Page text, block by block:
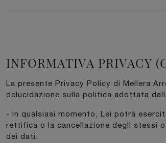
INFORMATIVA PRIVACY
La presente Privacy Policy di Mellera
delucidazione sulla politica adottata
- In qualsiasi momento, Lei potrà
rettifica o la cancellazione degli stessi
dei dati.